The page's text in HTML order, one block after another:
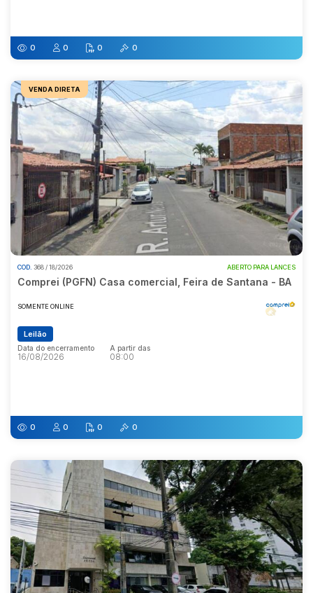
0 0 0 0
VENDA DIRETA
COD. 368 / 18/2026 ABERTO PARA LANCES
Comprei (PGFN) Casa comercial, Feira de Santana - BA
SOMENTE ONLINE
Leilão
Data do encerramento
16/08/2026
A partir das
08:00
0 0 0 0